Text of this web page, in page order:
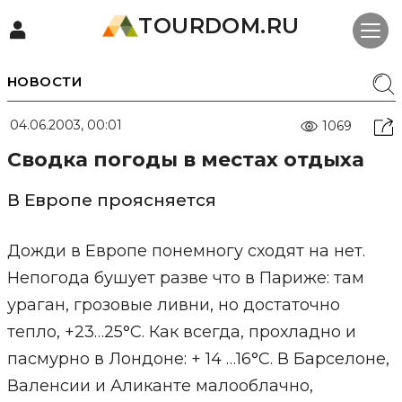
TOURDOM.RU
НОВОСТИ
04.06.2003, 00:01 1069
Сводка погоды в местах отдыха
В Европе проясняется
Дожди в Европе понемногу сходят на нет.
Непогода бушует разве что в Париже: там
ураган, грозовые ливни, но достаточно
тепло, +23…25°С. Как всегда, прохладно и
пасмурно в Лондоне: + 14 …16°С. В Барселоне,
Валенсии и Аликанте малооблачно,